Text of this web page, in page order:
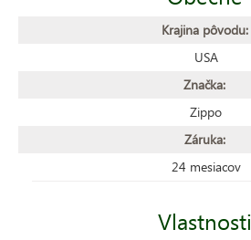
Krajina pôvodu:
USA
Značka:
Zippo
Záruka:
24 mesiacov
Vlastnosti